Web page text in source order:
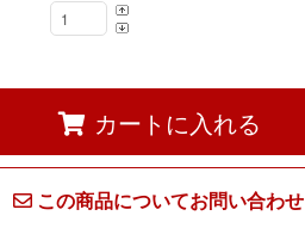
カートに入れる
この商品についてお問い合わせ